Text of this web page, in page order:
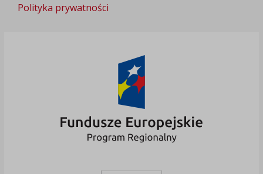
Polityka prywatności